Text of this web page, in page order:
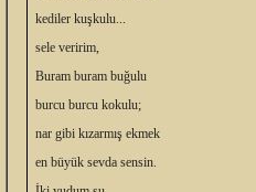
kediler kuşkulu...
sele veririm,
Buram buram buğulu
burcu burcu kokulu;
nar gibi kızarmış ekmek
en büyük sevda sensin.